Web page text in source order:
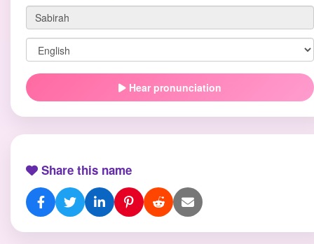
Hear pronunciation
Share this name